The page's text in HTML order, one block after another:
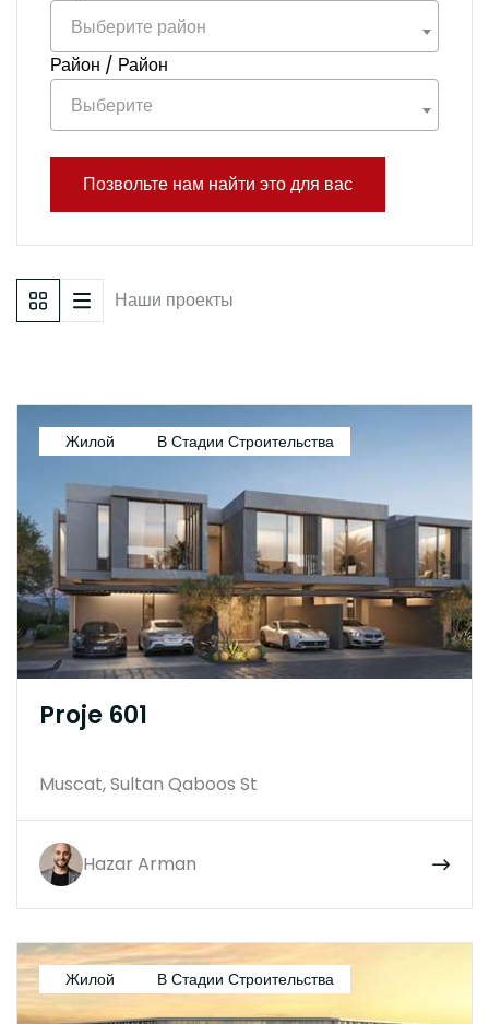
Выберите район
Район / Район
Выберите
Позвольте нам найти это для вас
Наши проекты
Жилой В Стадии Строительства
Proje 601
Muscat, Sultan Qaboos St
Hazar Arman
Жилой В Стадии Строительства